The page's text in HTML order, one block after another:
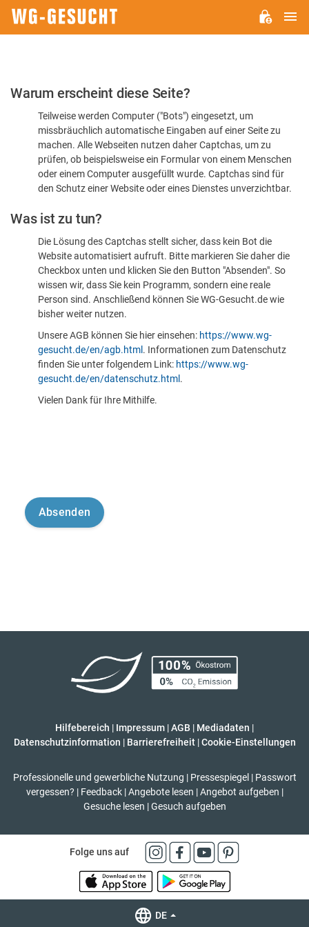
Bitte
dass
sind
Warum erscheint diese Seite?
Teilweise werden Computer ("Bots") eingesetzt, um
missbräuchlich automatische Eingaben auf einer Seite zu
machen. Alle Webseiten nutzen daher Captchas, um zu
prüfen, ob beispielsweise ein Formular von einem Menschen
oder einem Computer ausgefüllt wurde. Captchas sind für
den Schutz einer Website oder eines Dienstes unverzichtbar.
Was ist zu tun?
Die Lösung des Captchas stellt sicher, dass kein Bot die
Website automatisiert aufruft. Bitte markieren Sie daher die
Checkbox unten und klicken Sie den Button "Absenden". So
wissen wir, dass Sie kein Programm, sondern eine reale
Person sind. Anschließend können Sie WG-Gesucht.de wie
bisher weiter nutzen.
Unsere AGB können Sie hier einsehen: https://www.wg-
gesucht.de/en/agb.html . Informationen zum Datenschutz
finden Sie unter folgendem Link: https://www.wg-
gesucht.de/en/datenschutz.html .
Vielen Dank für Ihre Mithilfe.
Hilfebereich | Impressum |AGB | Mediadaten |
Datenschutzinformation | Barrierefreiheit | Cookie-Einstellungen
Professionelle und gewerbliche Nutzung | Pressespiegel | Passwort
vergessen? | Feedback | Angebote lesen | Angebot aufgeben |
Gesuche lesen | Gesuch aufgeben
Folge uns auf
DE